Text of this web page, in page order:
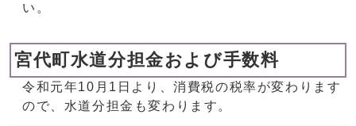
い。
宮代町水道分担金および手数料
令和元年10月1日より、消費税の税率が変わります
ので、水道分担金も変わります。